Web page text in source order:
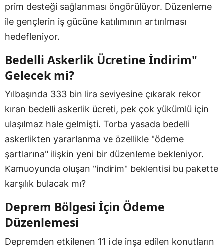
prim desteği sağlanması öngörülüyor. Düzenleme
ile gençlerin iş gücüne katılımının artırılması
hedefleniyor.
Bedelli Askerlik Ücretine İndirim"
Gelecek mi?
Yılbaşında 333 bin lira seviyesine çıkarak rekor
kıran bedelli askerlik ücreti, pek çok yükümlü için
ulaşılmaz hale gelmişti. Torba yasada bedelli
askerlikten yararlanma ve özellikle "ödeme
şartlarına" ilişkin yeni bir düzenleme bekleniyor.
Kamuoyunda oluşan "indirim" beklentisi bu pakette
karşılık bulacak mı?
Deprem Bölgesi İçin Ödeme
Düzenlemesi
Depremden etkilenen 11 ilde inşa edilen konutların